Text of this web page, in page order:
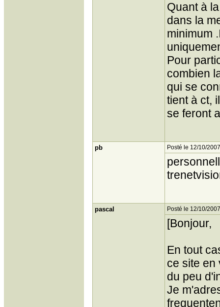
Quant à
dans la
minimum
Pour
combien
qui se
tient à ct,
se feront
pb Posté le 12/10/
pascal Posté le 12/10/
[Bonjour,
En tout
ce site en
du peu
Je